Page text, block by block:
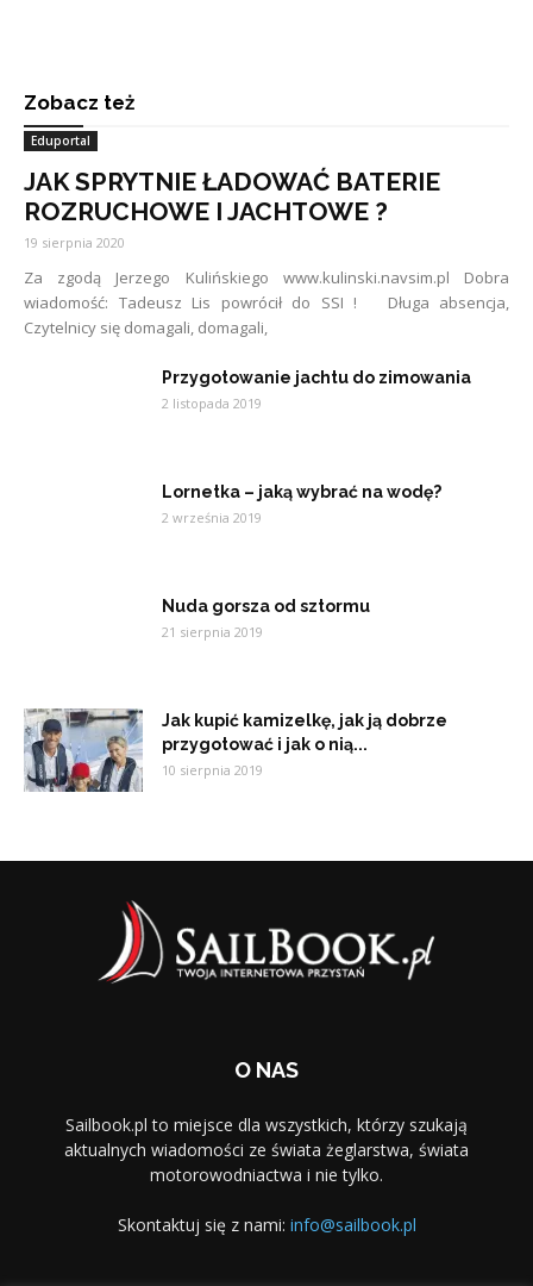
Zobacz też
Eduportal
JAK SPRYTNIE ŁADOWAĆ BATERIE
ROZRUCHOWE I JACHTOWE ?
19 sierpnia 2020
Za zgodą Jerzego Kulińskiego www.kulinski.navsim.pl Dobra
wiadomość: Tadeusz Lis powrócił do SSI ! Długa absencja,
Czytelnicy się domagali, domagali,
Przygotowanie jachtu do zimowania
2 listopada 2019
Lornetka – jaką wybrać na wodę?
2 września 2019
Nuda gorsza od sztormu
21 sierpnia 2019
Jak kupić kamizelkę, jak ją dobrze
przygotować i jak o nią...
10 sierpnia 2019
O NAS
Sailbook.pl to miejsce dla wszystkich, którzy szukają
aktualnych wiadomości ze świata żeglarstwa, świata
motorowodniactwa i nie tylko.
Skontaktuj się z nami: info@sailbook.pl